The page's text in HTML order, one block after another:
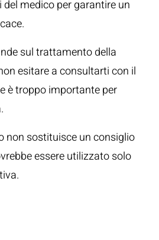
medico per garantire un
sul trattamento della
esitare a consultarti con il
è troppo importante per
non sostituisce un consiglio
essere utilizzato solo